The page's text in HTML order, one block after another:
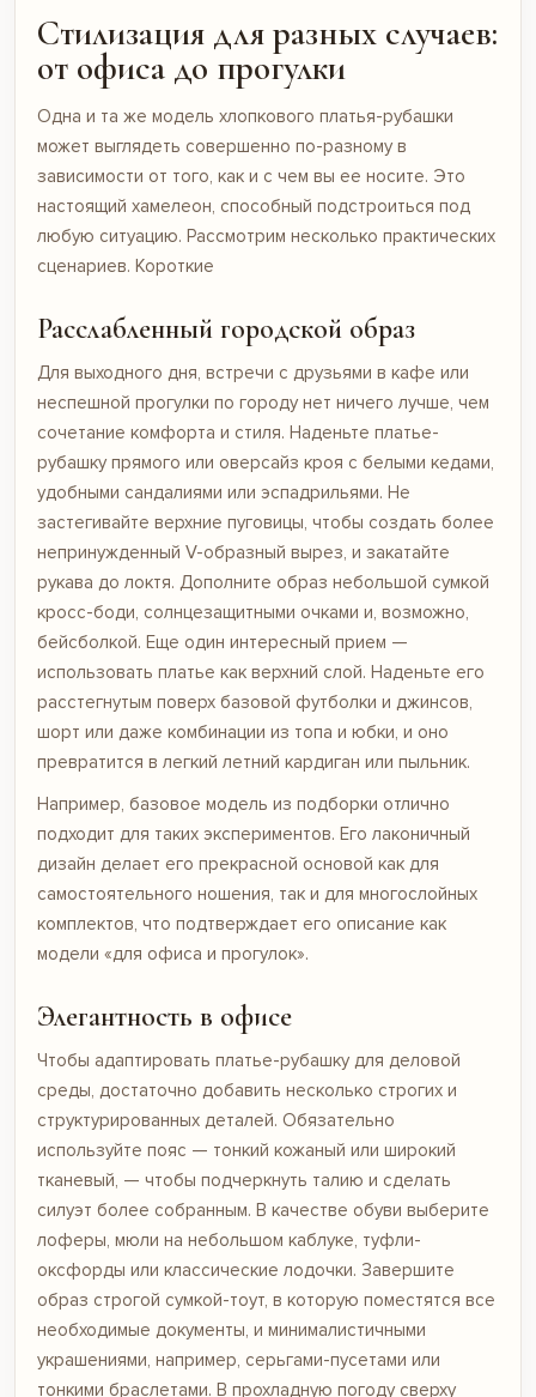
Стилизация для разных случаев:
от офиса до прогулки
Одна и та же модель хлопкового платья-рубашки
может выглядеть совершенно по-разному в
зависимости от того, как и с чем вы ее носите. Это
настоящий хамелеон, способный подстроиться под
любую ситуацию. Рассмотрим несколько практических
сценариев. Короткие
Расслабленный городской образ
Для выходного дня, встречи с друзьями в кафе или
неспешной прогулки по городу нет ничего лучше, чем
сочетание комфорта и стиля. Наденьте платье-
рубашку прямого или оверсайз кроя с белыми кедами,
удобными сандалиями или эспадрильями. Не
застегивайте верхние пуговицы, чтобы создать более
непринужденный V-образный вырез, и закатайте
рукава до локтя. Дополните образ небольшой сумкой
кросс-боди, солнцезащитными очками и, возможно,
бейсболкой. Еще один интересный прием —
использовать платье как верхний слой. Наденьте его
расстегнутым поверх базовой футболки и джинсов,
шорт или даже комбинации из топа и юбки, и оно
превратится в легкий летний кардиган или пыльник.
Например, базовое модель из подборки отлично
подходит для таких экспериментов. Его лаконичный
дизайн делает его прекрасной основой как для
самостоятельного ношения, так и для многослойных
комплектов, что подтверждает его описание как
модели «для офиса и прогулок».
Элегантность в офисе
Чтобы адаптировать платье-рубашку для деловой
среды, достаточно добавить несколько строгих и
структурированных деталей. Обязательно
используйте пояс — тонкий кожаный или широкий
тканевый, — чтобы подчеркнуть талию и сделать
силуэт более собранным. В качестве обуви выберите
лоферы, мюли на небольшом каблуке, туфли-
оксфорды или классические лодочки. Завершите
образ строгой сумкой-тоут, в которую поместятся все
необходимые документы, и минималистичными
украшениями, например, серьгами-пусетами или
тонкими браслетами. В прохладную погоду сверху